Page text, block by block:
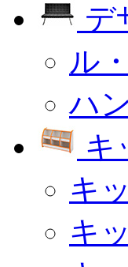
デ
ル
ハ
キ
キ
キ